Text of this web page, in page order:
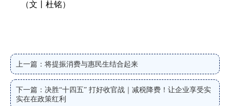
（文丨杜铭）
上一篇：将提振消费与惠民生结合起来
下一篇：决胜“十四五” 打好收官战｜减税降费！让企业享受实
实在在政策红利